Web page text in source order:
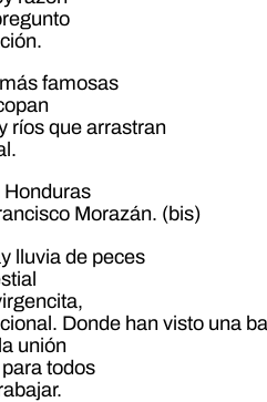
famosas
ríos que arrastran
Honduras
Morazán. (bis)
lluvia de peces
Donde han visto una
unión
todos